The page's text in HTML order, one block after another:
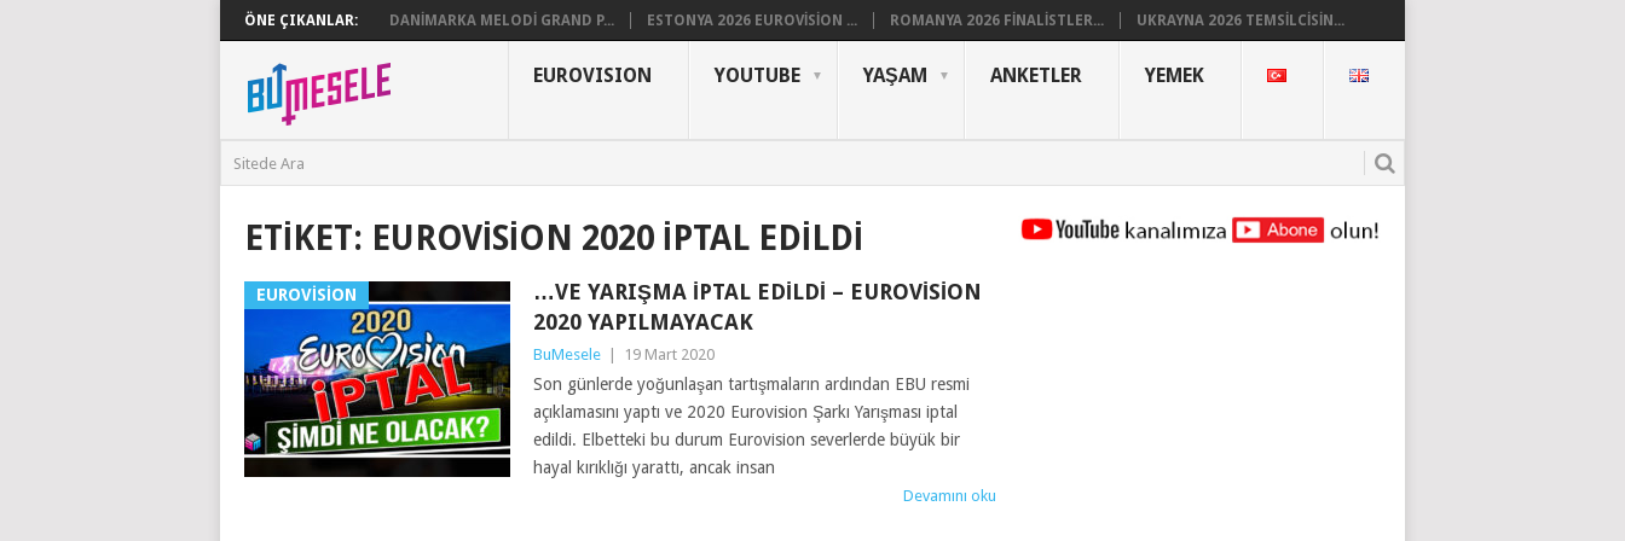
ÖNE ÇIKANLAR: DANIMARKA MELODI GRAND P... ESTONYA 2026 EUROVISION ... ROMANYA 2026 FINALISTLER... UKRAYNA 2026 TEMSILCISIN...
EUROVISION YOUTUBE YAŞAM ANKETLER YEMEK
ETIKET: EUROVISION 2020 IPTAL EDILDI
EUROVISION
…VE YARIŞMA İPTAL EDILDI – EUROVISION
2020 YAPILMAYACAK
BuMesele 19 Mart 2020
Son günlerde yoğunlaşan tartışmaların ardından EBU resmi
açıklamasını yaptı ve 2020 Eurovision Şarkı Yarışması iptal
edildi. Elbetteki bu durum Eurovision severlerde büyük bir
hayal kırıklığı yarattı, ancak insan
Devamını oku